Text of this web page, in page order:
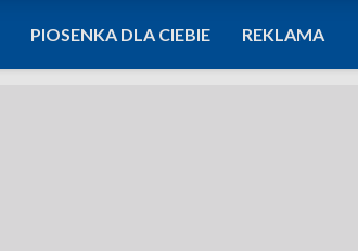
PIOSENKA DLA CIEBIE REKLAMA